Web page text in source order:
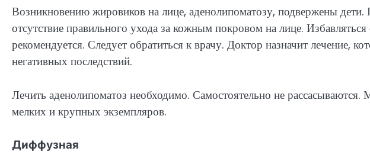
Возникновению жировиков на лице, аденолипоматозу, подвержены дети.
отсутствие правильного ухода за кожным покровом на лице.
рекомендуется. Следует обратиться к врачу. Доктор назначит лечение,
негативных последствий.
Лечить аденолипоматоз необходимо. Самостоятельно не
мелких и крупных экземпляров.
Диффузная